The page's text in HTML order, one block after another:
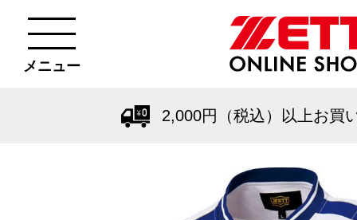
メニュー
2,000円（税込）以上お買